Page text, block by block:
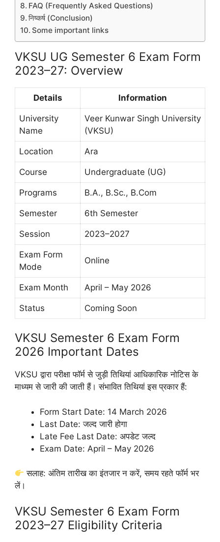
FAQ (Frequently Asked Questions)
निष्कर्ष (Conclusion)
Some important links
VKSU UG Semester 6 Exam Form
2023–27: Overview
Details Information
University
Name
Veer Kunwar Singh University
(VKSU)
Location Ara
Course Undergraduate (UG)
Programs B.A., B.Sc., B.Com
Semester 6th Semester
Session 2023–2027
Exam Form
Mode
Online
Exam Month April – May 2026
Status Coming Soon
VKSU Semester 6 Exam Form
2026 Important Dates
VKSU द्वारा परीक्षा फॉर्म से जुड़ी तिथियां आधिकारिक नोटिस के
माध्यम से जारी की जाती हैं। संभावित तिथियां इस प्रकार हैं:
Form Start Date: 14 March 2026
Last Date: जल्द जारी होगा
Late Fee Last Date: अपडेट जल्द
Exam Date: April – May 2026
सलाह: अंतिम तारीख का इंतजार न करें, समय रहते फॉर्म भर
लें।
VKSU Semester 6 Exam Form
2023–27 Eligibility Criteria